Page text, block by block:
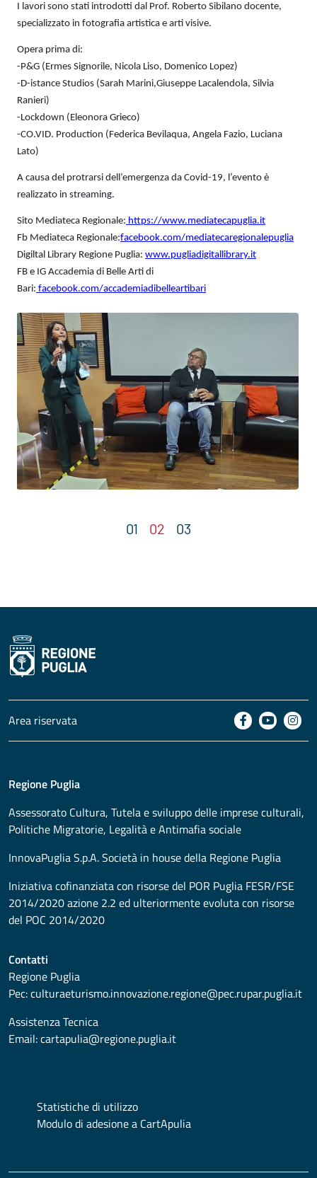
I lavori sono stati introdotti dal Prof. Roberto Sibilano docente,
specializzato in fotografia artistica e arti visive.
Opera prima di:
-P&G (Ermes Signorile, Nicola Liso, Domenico Lopez)
-D-istance Studios (Sarah Marini,Giuseppe Lacalendola, Silvia
Ranieri)
-Lockdown (Eleonora Grieco)
-CO.VID. Production (Federica Bevilaqua, Angela Fazio, Luciana
Lato)
A causa del protrarsi dell’emergenza da Covid-19, l’evento è
realizzato in streaming.
Sito Mediateca Regionale: https://www.mediatecapuglia.it
Fb Mediateca Regionale:facebook.com/mediatecaregionalepuglia
Digiltal Library Regione Puglia: www.pugliadigitallibrary.it
FB e IG Accademia di Belle Arti di
Bari: facebook.com/accademiadibelleartibari
Area riservata
Regione Puglia
Assessorato Cultura, Tutela e sviluppo delle imprese culturali,
Politiche Migratorie, Legalità e Antimafia sociale
InnovaPuglia S.p.A. Società in house della Regione Puglia
Iniziativa cofinanziata con risorse del POR Puglia FESR/FSE
2014/2020 azione 2.2 ed ulteriormente evoluta con risorse
del POC 2014/2020
Contatti
Regione Puglia
Pec:culturaeturismo.innovazione.regione@pec.rupar.puglia.it
Assistenza Tecnica
Email:cartapulia@regione.puglia.it
Statistiche di utilizzo
Modulo di adesione a CartApulia